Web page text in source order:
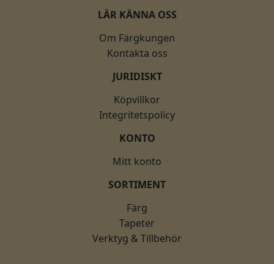
LÄR KÄNNA OSS
Om Färgkungen
Kontakta oss
JURIDISKT
Köpvillkor
Integritetspolicy
KONTO
Mitt konto
SORTIMENT
Färg
Tapeter
Verktyg & Tillbehör